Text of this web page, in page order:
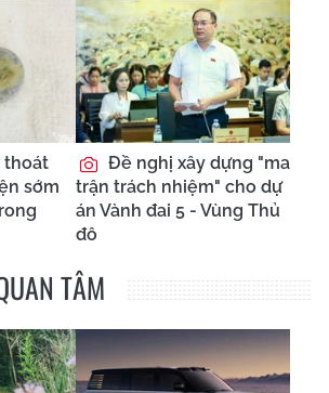
thoát
sớm
Đề nghị xây dựng "ma
trận trách nhiệm" cho dự
án Vành đai 5 - Vùng Thủ
đô
TÂM